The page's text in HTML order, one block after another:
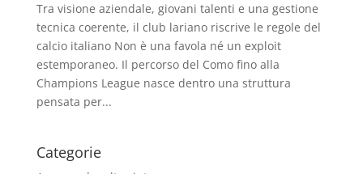
Tra visione aziendale, giovani talenti e una gestione
tecnica coerente, il club lariano riscrive le regole del
calcio italiano Non è una favola né un exploit
estemporaneo. Il percorso del Como fino alla
Champions League nasce dentro una struttura
pensata per...
Categorie